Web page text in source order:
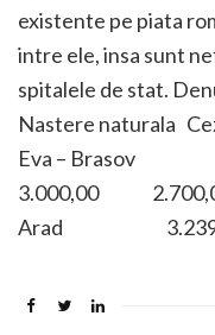
existente pe piata
intre ele, insa sunt
spitalele de
Nastere naturala
Eva –
3.000,00 2.700,00
Arad